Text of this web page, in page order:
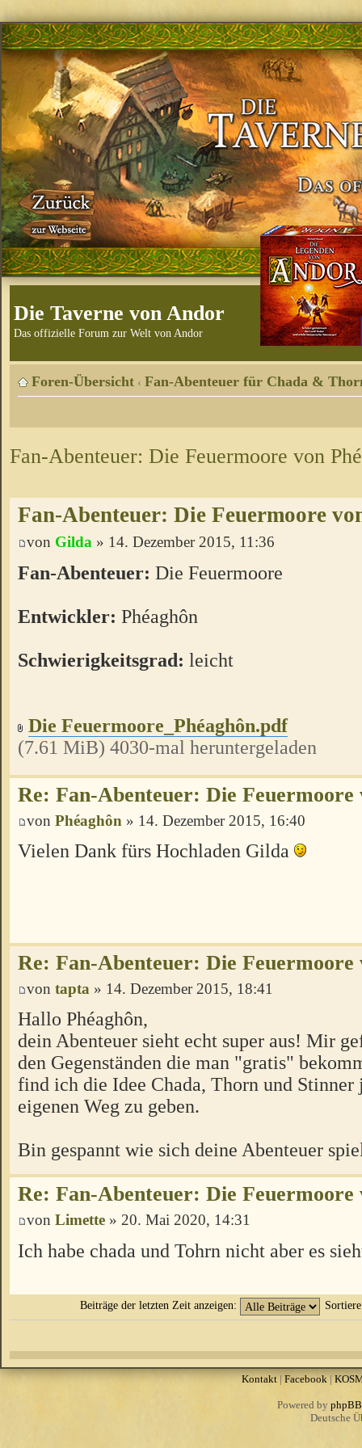
Die Taverne von Andor
Das offizielle Forum zur Welt von Andor
Foren-Übersicht ‹ Fan-Abenteuer für Chada &
Fan-Abenteuer: Die Feuermoore von
Fan-Abenteuer: Die Feuermoore
von Gilda » 14. Dezember 2015, 11:36
Fan-Abenteuer: Die Feuermoore
Entwickler: Phéaghôn
Schwierigkeitsgrad: leicht
Die Feuermoore_Phéaghôn.pdf
(7.61 MiB) 4030-mal heruntergeladen
Re: Fan-Abenteuer: Die Feuermoore
von Phéaghôn » 14. Dezember 2015, 16:40
Vielen Dank fürs Hochladen Gilda
Re: Fan-Abenteuer: Die Feuermoore
von tapta » 14. Dezember 2015, 18:41
Hallo Phéaghôn,
dein Abenteuer sieht echt super aus! Mir
den Gegenständen die man "gratis"
find ich die Idee Chada, Thorn und Stinner
eigenen Weg zu geben.
Bin gespannt wie sich deine Abenteuer
Re: Fan-Abenteuer: Die Feuermoore
von Limette » 20. Mai 2020, 14:31
Ich habe chada und Tohrn nicht aber es
Beiträge der letzten Zeit anzeigen:
Kontakt|Facebook |
Powered by phpBB
Deutsche